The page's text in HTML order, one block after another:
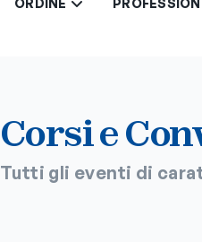
ORDINE
Corsi e
Tutti gli eventi di